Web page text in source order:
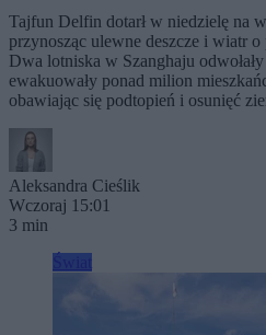
Tajfun Delfin dotarł w niedzielę na
przynosząc ulewne deszcze i wiatr
Dwa lotniska w Szanghaju
ewakuowały ponad milion
obawiając się podtopień i osunięć
Aleksandra Cieślik
Wczoraj 15:01
3 min